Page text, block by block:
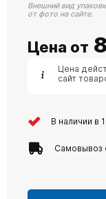
Внешний вид
от фото на сайте.
Цена от
Цена
сайт
В наличии в
Самовывоз